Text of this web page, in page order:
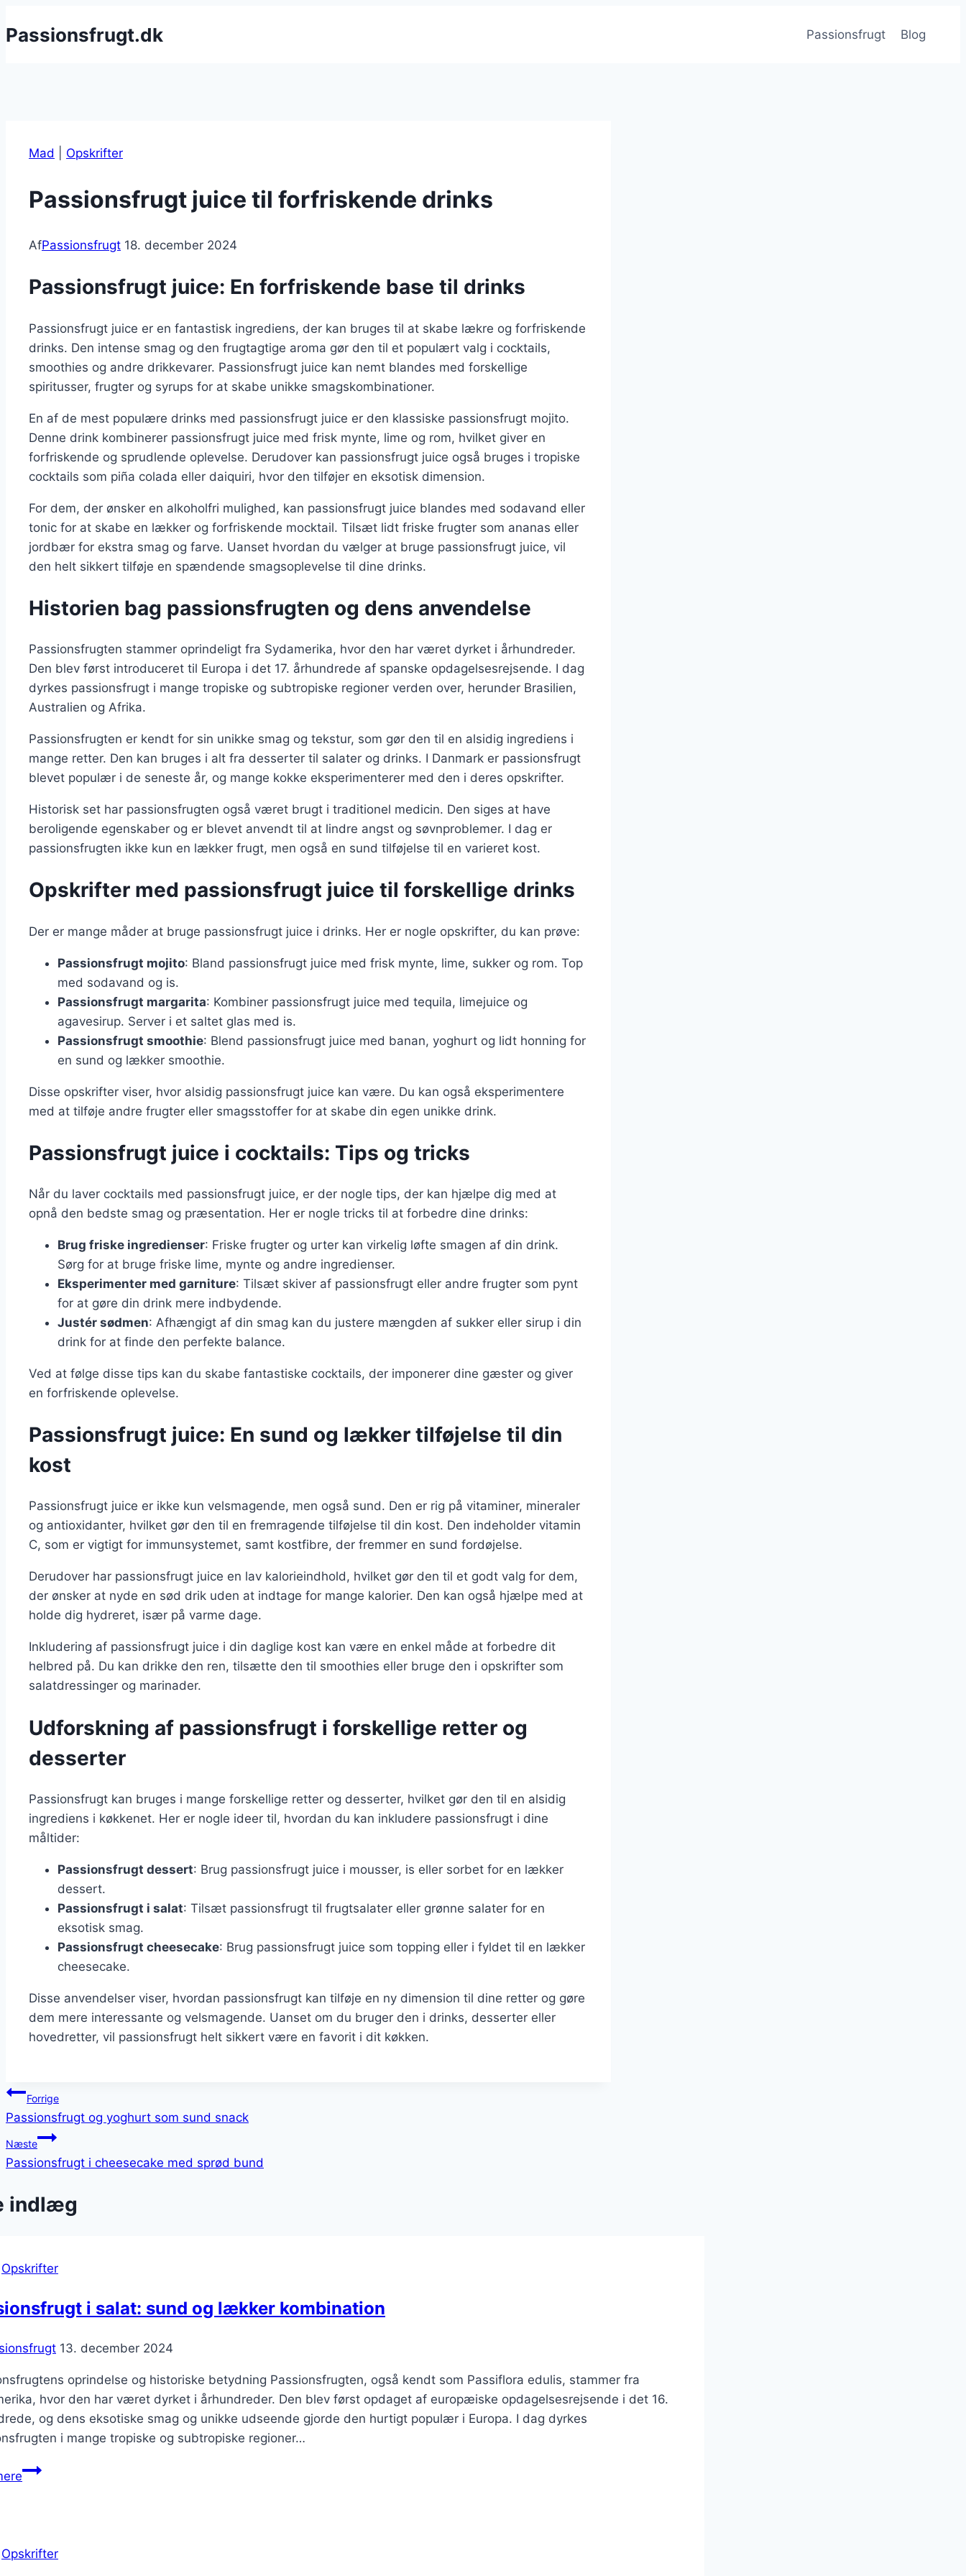
til
Passionsfrugt.dk Passionsfrugt Blog
Mad Opskrifter
Passionsfrugt juice til forfriskende drinks
AfPassionsfrugt 18. december 2024
Passionsfrugt juice: En forfriskende base til drinks
Passionsfrugt juice er en fantastisk ingrediens, der kan bruges til at skabe lækre og forfriskende
drinks. Den intense smag og den frugtagtige aroma gør den til et populært valg i cocktails,
smoothies og andre drikkevarer. Passionsfrugt juice kan nemt blandes med forskellige
spiritusser, frugter og syrups for at skabe unikke smagskombinationer.
En af de mest populære drinks med passionsfrugt juice er den klassiske passionsfrugt mojito.
Denne drink kombinerer passionsfrugt juice med frisk mynte, lime og rom, hvilket giver en
forfriskende og sprudlende oplevelse. Derudover kan passionsfrugt juice også bruges i tropiske
cocktails som piña colada eller daiquiri, hvor den tilføjer en eksotisk dimension.
For dem, der ønsker en alkoholfri mulighed, kan passionsfrugt juice blandes med sodavand eller
tonic for at skabe en lækker og forfriskende mocktail. Tilsæt lidt friske frugter som ananas eller
jordbær for ekstra smag og farve. Uanset hvordan du vælger at bruge passionsfrugt juice, vil
den helt sikkert tilføje en spændende smagsoplevelse til dine drinks.
Historien bag passionsfrugten og dens anvendelse
Passionsfrugten stammer oprindeligt fra Sydamerika, hvor den har været dyrket i århundreder.
Den blev først introduceret til Europa i det 17. århundrede af spanske opdagelsesrejsende. I dag
dyrkes passionsfrugt i mange tropiske og subtropiske regioner verden over, herunder Brasilien,
Australien og Afrika.
Passionsfrugten er kendt for sin unikke smag og tekstur, som gør den til en alsidig ingrediens i
mange retter. Den kan bruges i alt fra desserter til salater og drinks. I Danmark er passionsfrugt
blevet populær i de seneste år, og mange kokke eksperimenterer med den i deres opskrifter.
Historisk set har passionsfrugten også været brugt i traditionel medicin. Den siges at have
beroligende egenskaber og er blevet anvendt til at lindre angst og søvnproblemer. I dag er
passionsfrugten ikke kun en lækker frugt, men også en sund tilføjelse til en varieret kost.
Opskrifter med passionsfrugt juice til forskellige drinks
Der er mange måder at bruge passionsfrugt juice i drinks. Her er nogle opskrifter, du kan prøve:
Passionsfrugt mojito: Bland passionsfrugt juice med frisk mynte, lime, sukker og rom. Top
med sodavand og is.
Passionsfrugt margarita: Kombiner passionsfrugt juice med tequila, limejuice og
agavesirup. Server i et saltet glas med is.
Passionsfrugt smoothie: Blend passionsfrugt juice med banan, yoghurt og lidt honning for
en sund og lækker smoothie.
Disse opskrifter viser, hvor alsidig passionsfrugt juice kan være. Du kan også eksperimentere
med at tilføje andre frugter eller smagsstoffer for at skabe din egen unikke drink.
Passionsfrugt juice i cocktails: Tips og tricks
Når du laver cocktails med passionsfrugt juice, er der nogle tips, der kan hjælpe dig med at
opnå den bedste smag og præsentation. Her er nogle tricks til at forbedre dine drinks:
Brug friske ingredienser: Friske frugter og urter kan virkelig løfte smagen af din drink.
Sørg for at bruge friske lime, mynte og andre ingredienser.
Eksperimenter med garniture: Tilsæt skiver af passionsfrugt eller andre frugter som pynt
for at gøre din drink mere indbydende.
Justér sødmen: Afhængigt af din smag kan du justere mængden af sukker eller sirup i din
drink for at finde den perfekte balance.
Ved at følge disse tips kan du skabe fantastiske cocktails, der imponerer dine gæster og giver
en forfriskende oplevelse.
Passionsfrugt juice: En sund og lækker tilføjelse til din
kost
Passionsfrugt juice er ikke kun velsmagende, men også sund. Den er rig på vitaminer, mineraler
og antioxidanter, hvilket gør den til en fremragende tilføjelse til din kost. Den indeholder vitamin
C, som er vigtigt for immunsystemet, samt kostfibre, der fremmer en sund fordøjelse.
Derudover har passionsfrugt juice en lav kalorieindhold, hvilket gør den til et godt valg for dem,
der ønsker at nyde en sød drik uden at indtage for mange kalorier. Den kan også hjælpe med at
holde dig hydreret, især på varme dage.
Inkludering af passionsfrugt juice i din daglige kost kan være en enkel måde at forbedre dit
helbred på. Du kan drikke den ren, tilsætte den til smoothies eller bruge den i opskrifter som
salatdressinger og marinader.
Udforskning af passionsfrugt i forskellige retter og
desserter
Passionsfrugt kan bruges i mange forskellige retter og desserter, hvilket gør den til en alsidig
ingrediens i køkkenet. Her er nogle ideer til, hvordan du kan inkludere passionsfrugt i dine
måltider:
Passionsfrugt dessert: Brug passionsfrugt juice i mousser, is eller sorbet for en lækker
dessert.
Passionsfrugt i salat: Tilsæt passionsfrugt til frugtsalater eller grønne salater for en
eksotisk smag.
Passionsfrugt cheesecake: Brug passionsfrugt juice som topping eller i fyldet til en lækker
cheesecake.
Disse anvendelser viser, hvordan passionsfrugt kan tilføje en ny dimension til dine retter og gøre
dem mere interessante og velsmagende. Uanset om du bruger den i drinks, desserter eller
hovedretter, vil passionsfrugt helt sikkert være en favorit i dit køkken.
Indlægsnavigation
Forrige
Passionsfrugt og yoghurt som sund snack
Næste
Passionsfrugt i cheesecake med sprød bund
indlæg
Opskrifter
i salat: sund og lækker kombination
13. december 2024
oprindelse og historiske betydning Passionsfrugten, også kendt som Passiflora edulis, stammer fra
hvor den har været dyrket i århundreder. Den blev først opdaget af europæiske opdagelsesrejsende i det 16.
og dens eksotiske smag og unikke udseende gjorde den hurtigt populær i Europa. I dag dyrkes
i mange tropiske og subtropiske regioner…
Passionsfrugt
og
Opskrifter